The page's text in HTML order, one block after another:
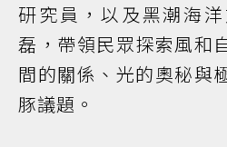
研究員，以及黑潮海
磊，帶領民眾探索風和
間的關係、光的奧秘與
豚議題。